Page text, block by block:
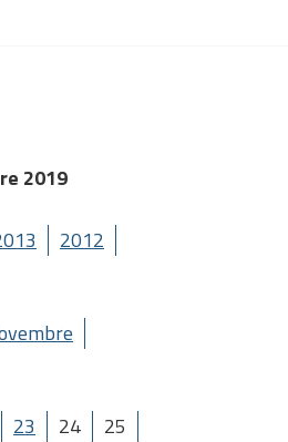
2019
2012
23 24
25